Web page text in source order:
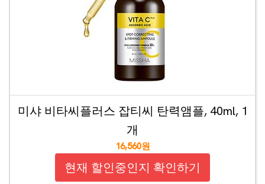
미샤 비타씨플러스 잡티씨 탄력앰플, 40ml, 1
개
16,560원
현재 할인중인지 확인하기